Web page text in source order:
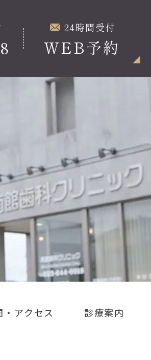
24時間受付
WEB予約
・アクセス 診療案内